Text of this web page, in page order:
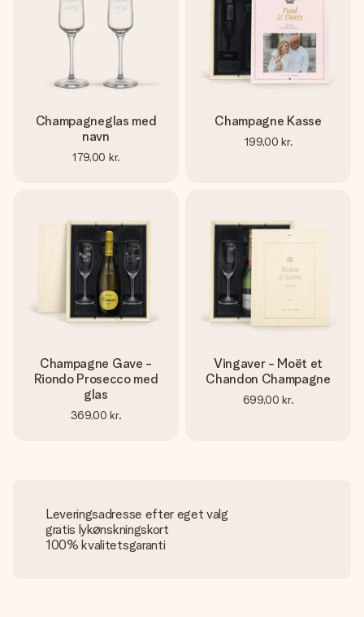
Champagneglas med
navn
179,00 kr.
Champagne Kasse
199,00 kr.
Champagne Gave -
Riondo Prosecco med
glas
369,00 kr.
Vingaver - Moët et
Chandon Champagne
699,00 kr.
Leveringsadresse efter eget valg
gratis lykønskningskort
100% kvalitetsgaranti